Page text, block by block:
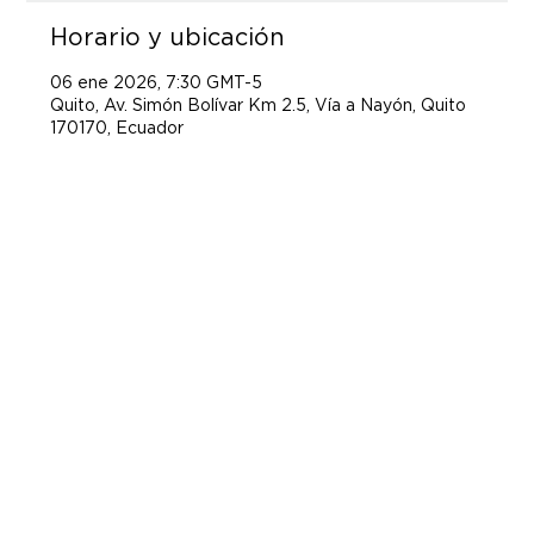
Horario y ubicación
06 ene 2026, 7:30 GMT-5
Quito, Av. Simón Bolívar Km 2.5, Vía a Nayón, Quito
170170, Ecuador